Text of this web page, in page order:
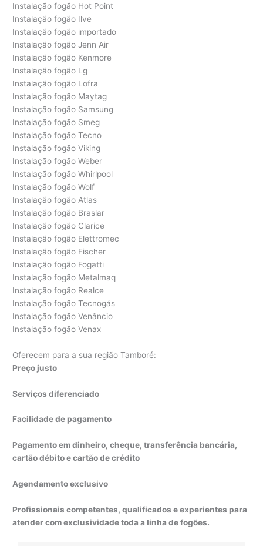
Instalação fogão Hot Point
Instalação fogão Ilve
Instalação fogão importado
Instalação fogão Jenn Air
Instalação fogão Kenmore
Instalação fogão Lg
Instalação fogão Lofra
Instalação fogão Maytag
Instalação fogão Samsung
Instalação fogão Smeg
Instalação fogão Tecno
Instalação fogão Viking
Instalação fogão Weber
Instalação fogão Whirlpool
Instalação fogão Wolf
Instalação fogão Atlas
Instalação fogão Braslar
Instalação fogão Clarice
Instalação fogão Elettromec
Instalação fogão Fischer
Instalação fogão Fogatti
Instalação fogão Metalmaq
Instalação fogão Realce
Instalação fogão Tecnogás
Instalação fogão Venâncio
Instalação fogão Venax
Oferecem para a sua região Tamboré:
Preço justo
Serviços diferenciado
Facilidade de pagamento
Pagamento em dinheiro, cheque, transferência bancária,
cartão débito e cartão de crédito
Agendamento exclusivo
Profissionais competentes, qualificados e experientes para
atender com exclusividade toda a linha de fogões.